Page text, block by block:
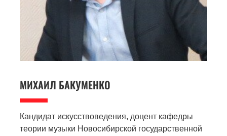
МИХАИЛ БАКУМЕНКО
Кандидат искусствоведения, доцент кафедры
теории музыки Новосибирской государственной